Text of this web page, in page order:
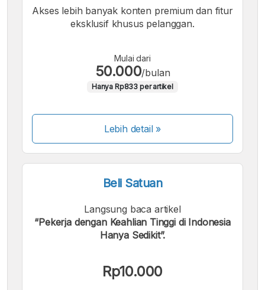
Akses lebih banyak konten premium dan fitur
eksklusif khusus pelanggan.
Mulai dari
50.000/bulan
Hanya Rp833 per artikel
Lebih detail »
Beli Satuan
Langsung baca artikel
“Pekerja dengan Keahlian Tinggi di Indonesia
Hanya Sedikit”.
Rp10.000
Kami menerima pembayaran berikut: